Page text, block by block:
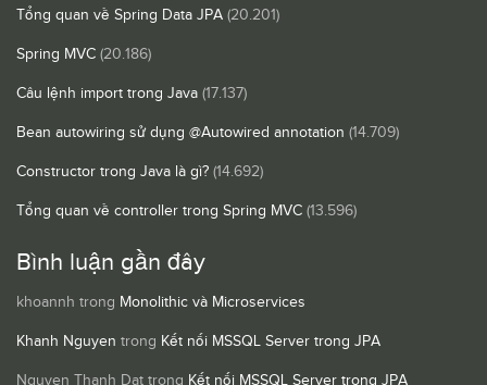
Tổng quan về Spring Data JPA (20.201)
Spring MVC (20.186)
Câu lệnh import trong Java (17.137)
Bean autowiring sử dụng @Autowired annotation (14.709)
Constructor trong Java là gì? (14.692)
Tổng quan về controller trong Spring MVC (13.596)
Bình luận gần đây
khoannh trong Monolithic và Microservices
Khanh Nguyen trong Kết nối MSSQL Server trong JPA
Nguyen Thanh Dat trong Kết nối MSSQL Server trong JPA